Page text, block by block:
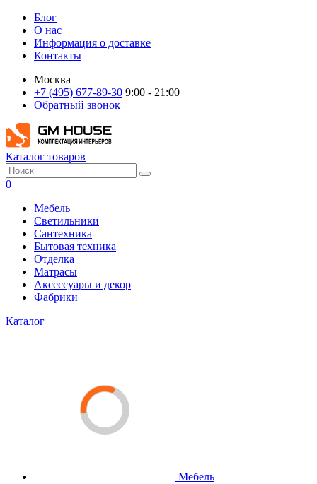
Блог
О нас
Информация о доставке
Контакты
Москва
+7 (495) 677-89-30 9:00 - 21:00
Обратный звонок
Каталог товаров
0
Мебель
Светильники
Сантехника
Бытовая техника
Отделка
Матрасы
Аксессуары и декор
Фабрики
Каталог
Мебель